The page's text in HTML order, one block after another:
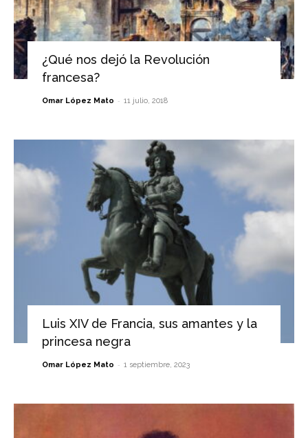
¿Qué nos dejó la Revolución
francesa?
Omar López Mato - 11 julio, 2018
Luis XIV de Francia, sus amantes y la
princesa negra
Omar López Mato - 1 septiembre, 2023